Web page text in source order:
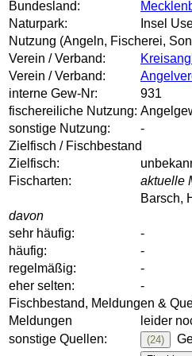
Bundesland:
Naturpark:
Insel
Nutzung (Angeln, Fischerei,
Verein / Verband:
Verein / Verband:
interne Gew-Nr:
931
fischereiliche Nutzung:
sonstige Nutzung:
-
Zielfisch / Fischbestand
Zielfisch:
Fischarten:
aktuelle
Barsch,
davon
sehr häufig:
-
häufig:
-
regelmäßig:
-
eher selten:
-
Fischbestand, Meldungen &
Meldungen
leider
sonstige Quellen:
(24)